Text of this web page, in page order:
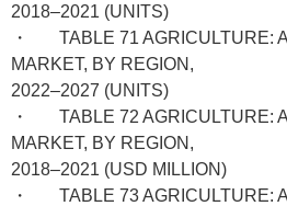
2018–2021 (UNITS)
・ TABLE 71 AGRICULTURE:
MARKET, BY REGION,
2022–2027 (UNITS)
・ TABLE 72 AGRICULTURE:
MARKET, BY REGION,
2018–2021 (USD MILLION)
・ TABLE 73 AGRICULTURE: